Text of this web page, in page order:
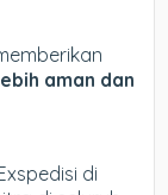
aman dan
di